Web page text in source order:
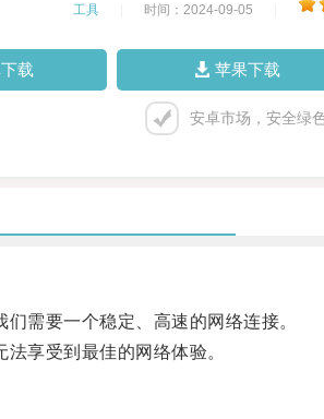
工具 时间：2024-09-05
载 苹果下载
安卓市场，安全绿色
需要一个稳定、高速的网络连接。
享受到最佳的网络体验。